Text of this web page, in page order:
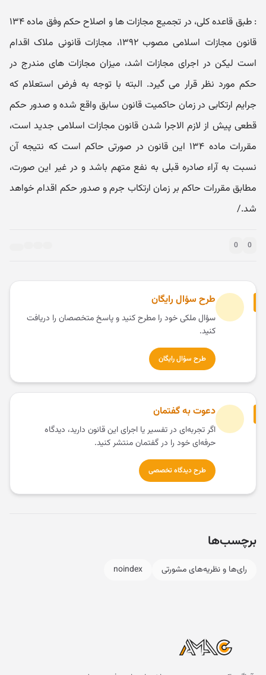
: طبق قاعده کلی، در تجمیع مجازات ها و اصلاح حکم وفق ماده ۱۳۴
قانون مجازات اسلامی مصوب ۱۳۹۲، مجازات قانونی ملاک اقدام
است لیکن در اجرای مجازات اشد، میزان مجازات های مندرج در
حکم مورد نظر قرار می گیرد. البته با توجه به فرض استعلام که
جرایم ارتکابی در زمان حاکمیت قانون سابق واقع شده و صدور حکم
قطعی پیش از لازم الاجرا شدن قانون مجازات اسلامی جدید است،
مقررات ماده ۱۳۴ این قانون در صورتی حاکم است که نتیجه آن
نسبت به آراء صادره قبلی به نفع متهم باشد و در غیر این صورت،
مطابق مقررات حاکم بر زمان ارتکاب جرم و صدور حکم اقدام خواهد
شد./
0
0
طرح سؤال رایگان
سؤال ملکی خود را مطرح کنید و پاسخ متخصصان را دریافت
کنید.
طرح سؤال رایگان
دعوت به گفتمان
اگر تجربه‌ای در تفسیر یا اجرای این قانون دارید، دیدگاه
حرفه‌ای خود را در گفتمان منتشر کنید.
طرح دیدگاه تخصصی
برچسب‌ها
رای‌ها و نظریه‌های مشورتی noindex